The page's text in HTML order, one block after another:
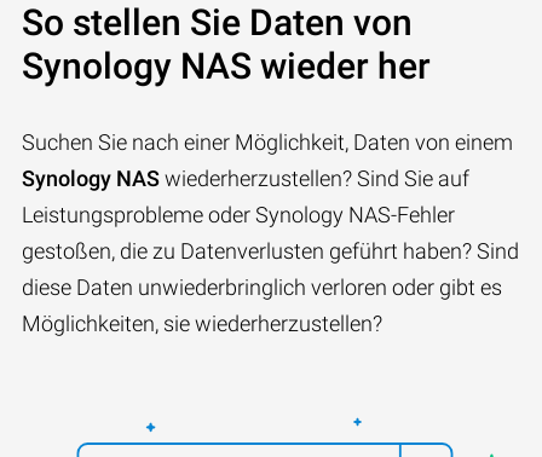
So stellen Sie Daten von
Synology NAS wieder her
Suchen Sie nach einer Möglichkeit, Daten von einem
Synology NASwiederherzustellen? Sind Sie auf
Leistungsprobleme oder Synology NAS-Fehler
gestoßen, die zu Datenverlusten geführt haben? Sind
diese Daten unwiederbringlich verloren oder gibt es
Möglichkeiten, sie wiederherzustellen?